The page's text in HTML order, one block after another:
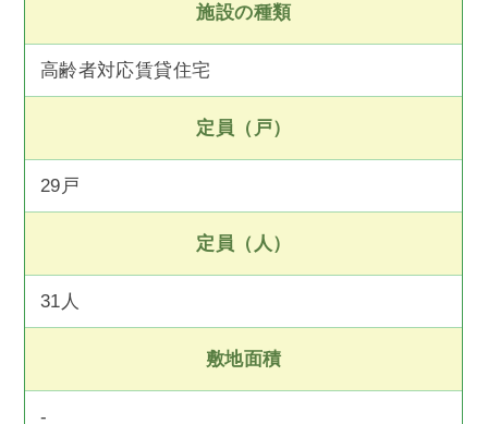
施設の種類
高齢者対応賃貸住宅
定員（戸）
29戸
定員（人）
31人
敷地面積
-